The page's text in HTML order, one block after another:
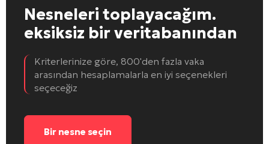
Nesneleri toplayacağım.
eksiksiz bir veritabanından
Kriterlerinize göre, 800'den fazla vaka
arasından hesaplamalarla en iyi seçenekleri
seçeceğiz
Bir nesne seçin